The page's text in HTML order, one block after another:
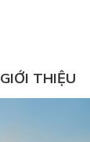
GIỚI THIỆU